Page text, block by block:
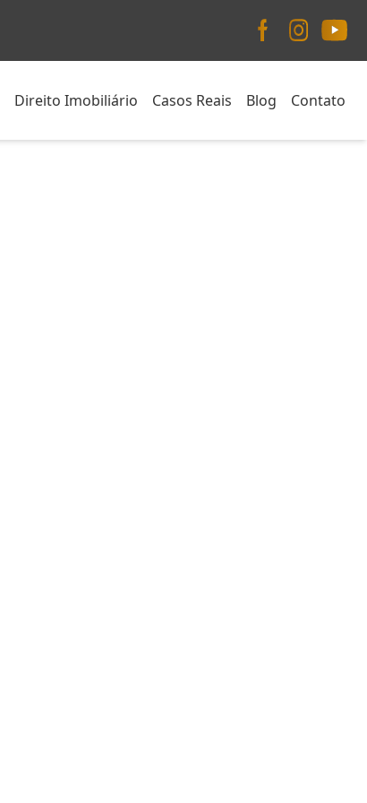
Direito Imobiliário Casos Reais Blog Contato